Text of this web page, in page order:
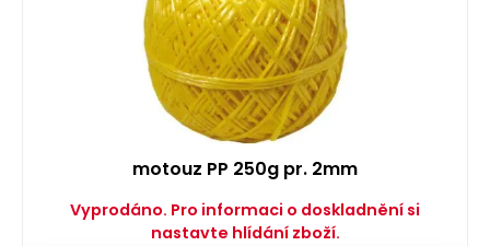
motouz PP 250g pr. 2mm
Vyprodáno. Pro informaci o doskladnění si
nastavte hlídání zboží.